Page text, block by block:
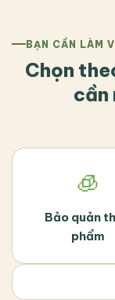
BẠN CẦN LÀM
Chọn
cần
🧊
Bảo quản
phẩm